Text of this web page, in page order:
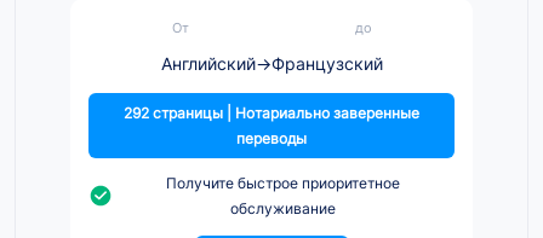
От до
Английский→Французский
292 страницы | Нотариально заверенные
переводы
Получите быстрое приоритетное
обслуживание